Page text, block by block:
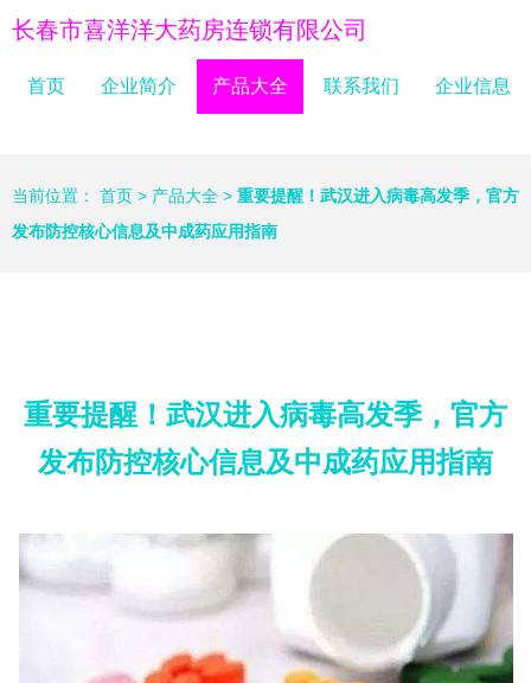
长春市喜洋洋大药房连锁有限公司
首页 企业简介 产品大全 联系我们 企业信息
当前位置： 首页 > 产品大全 > 重要提醒！武汉进入病毒高发季，官方
发布防控核心信息及中成药应用指南
重要提醒！武汉进入病毒高发季，官方
发布防控核心信息及中成药应用指南